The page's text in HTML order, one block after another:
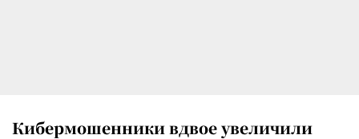
Кибермошенники вдвое увеличили